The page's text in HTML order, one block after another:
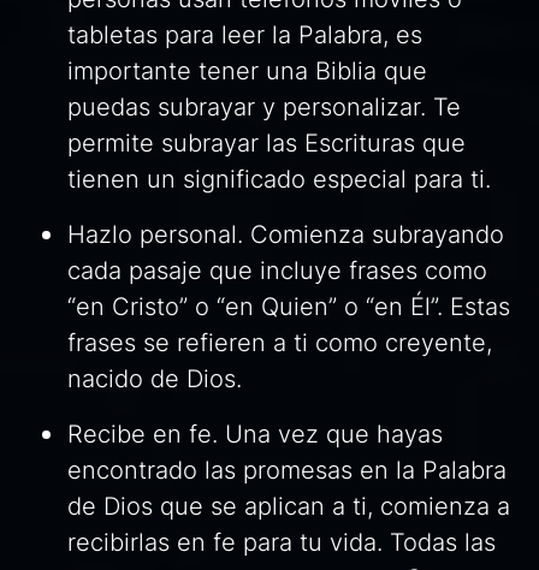
tabletas para leer la Palabra, es
importante tener una Biblia que
puedas subrayar y personalizar. Te
permite subrayar las Escrituras que
tienen un significado especial para ti.
Hazlo personal. Comienza subrayando
cada pasaje que incluye frases como
“en Cristo” o “en Quien” o “en Él”. Estas
frases se refieren a ti como creyente,
nacido de Dios.
Recibe en fe. Una vez que hayas
encontrado las promesas en la Palabra
de Dios que se aplican a ti, comienza a
recibirlas en fe para tu vida. Todas las